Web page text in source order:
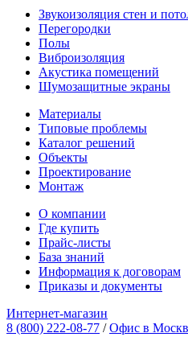
Звукоизоляция стен и
Перегородки
Полы
Виброизоляция
Акустика помещений
Шумозащитные экраны
Материалы
Типовые проблемы
Каталог решений
Объекты
Проектирование
Монтаж
О компании
Где купить
Прайс-листы
База знаний
Информация к договорам
Приказы и документы
Интернет-магазин
8 (800) 222-08-77 / Офис в